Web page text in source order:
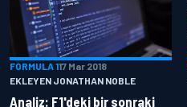
FORMULA 117 Mar 2018
EKLEYEN JONATHAN NOBLE
Analiz: F1'deki bir sonraki